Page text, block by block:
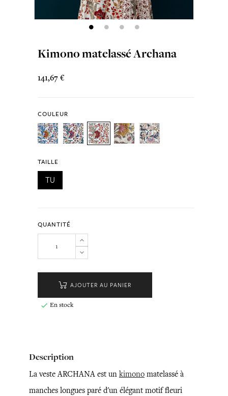
Kimono matelassé Archana
141,67 €
COULEUR
TAILLE
TU
QUANTITÉ
AJOUTER AU PANIER
 En stock
Description
La veste ARCHANA est un kimono matelassé à
manches longues paré d'un élégant motif fleuri